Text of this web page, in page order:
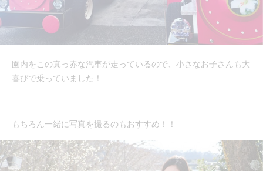
園内をこの真っ赤な汽車が走っているので、小さなお子さんも大
喜びで乗っていました！
もちろん一緒に写真を撮るのもおすすめ！！